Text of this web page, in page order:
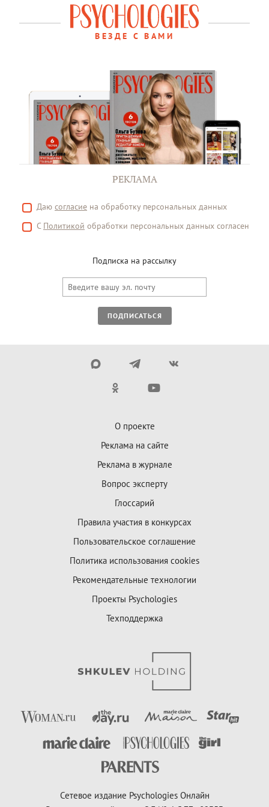
ВЕЗДЕ С ВАМИ
РЕКЛАМА
Даю согласие на обработку персональных данных
С Политикой обработки персональных данных согласен
Подписка на рассылку
ПОДПИСАТЬСЯ
О проекте
Реклама на сайте
Реклама в журнале
Вопрос эксперту
Глоссарий
Правила участия в конкурсах
Пользовательское соглашение
Политика использования cookies
Рекомендательные технологии
Проекты Psychologies
Техподдержка
Сетевое издание Psychologies Онлайн